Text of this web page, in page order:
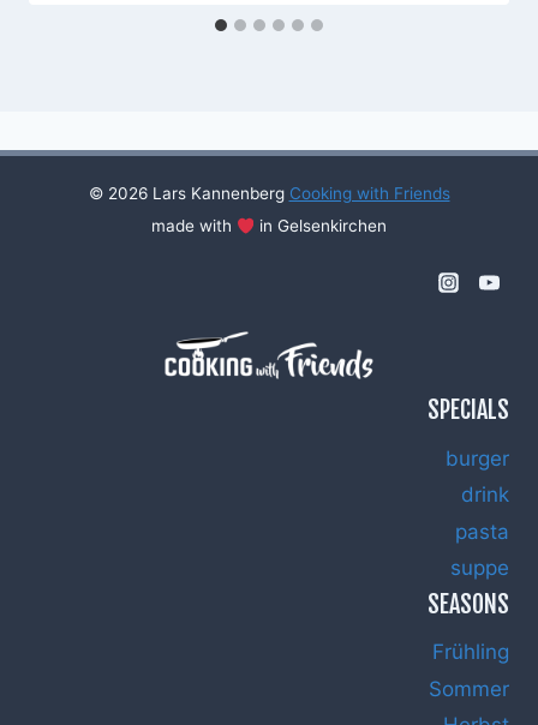
© 2026 Lars Kannenberg Cooking with Friends
made with
in Gelsenkirchen
SPECIALS
burger
drink
pasta
suppe
SEASONS
Frühling
Sommer